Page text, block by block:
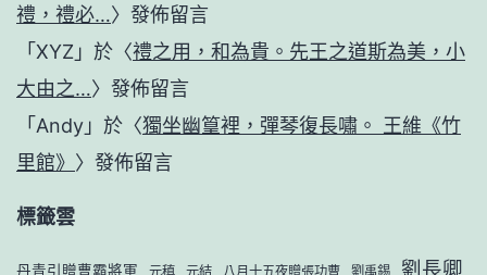
禮，禮必…〉發佈留言
「 XYZ 」於〈禮之用，和為貴。先王之道斯為美，小
大由之…〉發佈留言
「 Andy 」於〈獨坐幽篁裡，彈琴復長嘯。 王維《竹
里館》 〉發佈留言
標籤雲
丹青引贈曹霸將軍 元稹 元結 八月十五夜贈張功曹 劉禹錫 劉長卿